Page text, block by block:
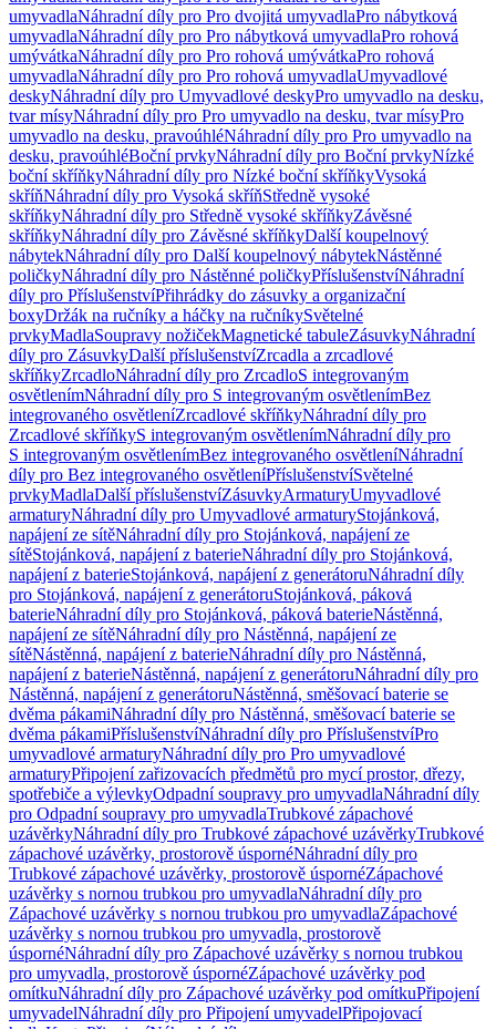
umyvadlaNáhradní díly pro Pro dvojitá umyvadlaPro nábytková
umyvadlaNáhradní díly pro Pro nábytková umyvadlaPro rohová
umývátkaNáhradní díly pro Pro rohová umývátkaPro rohová
umyvadlaNáhradní díly pro Pro rohová umyvadlaUmyvadlové
deskyNáhradní díly pro Umyvadlové deskyPro umyvadlo na desku,
tvar mísyNáhradní díly pro Pro umyvadlo na desku, tvar mísyPro
umyvadlo na desku, pravoúhléNáhradní díly pro Pro umyvadlo na
desku, pravoúhléBoční prvkyNáhradní díly pro Boční prvkyNízké
boční skříňkyNáhradní díly pro Nízké boční skříňkyVysoká
skříňNáhradní díly pro Vysoká skříňStředně vysoké
skříňkyNáhradní díly pro Středně vysoké skříňkyZávěsné
skříňkyNáhradní díly pro Závěsné skříňkyDalší koupelnový
nábytekNáhradní díly pro Další koupelnový nábytekNástěnné
poličkyNáhradní díly pro Nástěnné poličkyPříslušenstvíNáhradní
díly pro PříslušenstvíPřihrádky do zásuvky a organizační
boxyDržák na ručníky a háčky na ručníkySvětelné
prvkyMadlaSoupravy nožičekMagnetické tabuleZásuvkyNáhradní
díly pro ZásuvkyDalší příslušenstvíZrcadla a zrcadlové
skříňkyZrcadloNáhradní díly pro ZrcadloS integrovaným
osvětlenímNáhradní díly pro S integrovaným osvětlenímBez
integrovaného osvětleníZrcadlové skříňkyNáhradní díly pro
Zrcadlové skříňkyS integrovaným osvětlenímNáhradní díly pro
S integrovaným osvětlenímBez integrovaného osvětleníNáhradní
díly pro Bez integrovaného osvětleníPříslušenstvíSvětelné
prvkyMadlaDalší příslušenstvíZásuvkyArmaturyUmyvadlové
armaturyNáhradní díly pro Umyvadlové armaturyStojánková,
napájení ze sítěNáhradní díly pro Stojánková, napájení ze
sítěStojánková, napájení z baterieNáhradní díly pro Stojánková,
napájení z baterieStojánková, napájení z generátoruNáhradní díly
pro Stojánková, napájení z generátoruStojánková, páková
baterieNáhradní díly pro Stojánková, páková baterieNástěnná,
napájení ze sítěNáhradní díly pro Nástěnná, napájení ze
sítěNástěnná, napájení z baterieNáhradní díly pro Nástěnná,
napájení z baterieNástěnná, napájení z generátoruNáhradní díly pro
Nástěnná, napájení z generátoruNástěnná, směšovací baterie se
dvěma pákamiNáhradní díly pro Nástěnná, směšovací baterie se
dvěma pákamiPříslušenstvíNáhradní díly pro PříslušenstvíPro
umyvadlové armaturyNáhradní díly pro Pro umyvadlové
armaturyPřipojení zařizovacích předmětů pro mycí prostor, dřezy,
spotřebiče a výlevkyOdpadní soupravy pro umyvadlaNáhradní díly
pro Odpadní soupravy pro umyvadlaTrubkové zápachové
uzávěrkyNáhradní díly pro Trubkové zápachové uzávěrkyTrubkové
zápachové uzávěrky, prostorově úspornéNáhradní díly pro
Trubkové zápachové uzávěrky, prostorově úspornéZápachové
uzávěrky s nornou trubkou pro umyvadlaNáhradní díly pro
Zápachové uzávěrky s nornou trubkou pro umyvadlaZápachové
uzávěrky s nornou trubkou pro umyvadla, prostorově
úspornéNáhradní díly pro Zápachové uzávěrky s nornou trubkou
pro umyvadla, prostorově úspornéZápachové uzávěrky pod
omítkuNáhradní díly pro Zápachové uzávěrky pod omítkuPřipojení
umyvadelNáhradní díly pro Připojení umyvadelPřipojovací